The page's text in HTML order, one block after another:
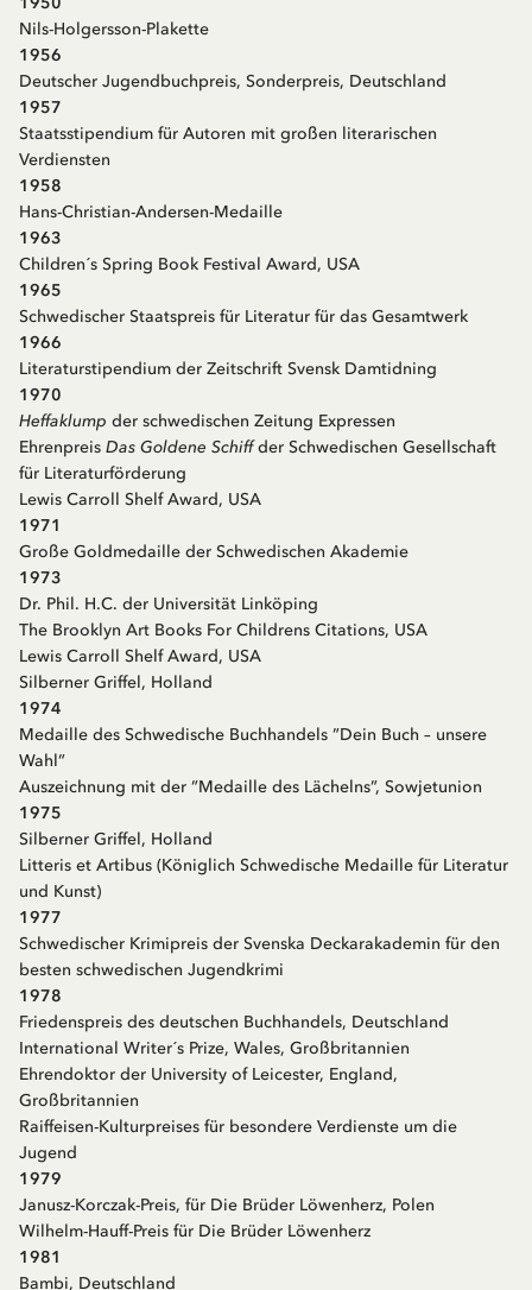
Nils-Holgersson-Plakette
1956
Deutscher Jugendbuchpreis, Sonderpreis, Deutschland
1957
Staatsstipendium für Autoren mit großen literarischen
Verdiensten
1958
Hans-Christian-Andersen-Medaille
1963
Children´s Spring Book Festival Award, USA
1965
Schwedischer Staatspreis für Literatur für das Gesamtwerk
1966
Literaturstipendium der Zeitschrift Svensk Damtidning
1970
Heffaklump der schwedischen Zeitung Expressen
Ehrenpreis Das Goldene Schiffder Schwedischen Gesellschaft
für Literaturförderung
Lewis Carroll Shelf Award, USA
1971
Große Goldmedaille der Schwedischen Akademie
1973
Dr. Phil. H.C. der Universität Linköping
The Brooklyn Art Books For Childrens Citations, USA
Lewis Carroll Shelf Award, USA
Silberner Griffel, Holland
1974
Medaille des Schwedische Buchhandels ”Dein Buch – unsere
Wahl”
Auszeichnung mit der ”Medaille des Lächelns”, Sowjetunion
1975
Silberner Griffel, Holland
Litteris et Artibus (Königlich Schwedische Medaille für Literatur
und Kunst)
1977
Schwedischer Krimipreis der Svenska Deckarakademin für den
besten schwedischen Jugendkrimi
1978
Friedenspreis des deutschen Buchhandels, Deutschland
International Writer´s Prize, Wales, Großbritannien
Ehrendoktor der University of Leicester, England,
Großbritannien
Raiffeisen-Kulturpreises für besondere Verdienste um die
Jugend
1979
Janusz-Korczak-Preis, für Die Brüder Löwenherz, Polen
Wilhelm-Hauff-Preis für Die Brüder Löwenherz
1981
Bambi, Deutschland